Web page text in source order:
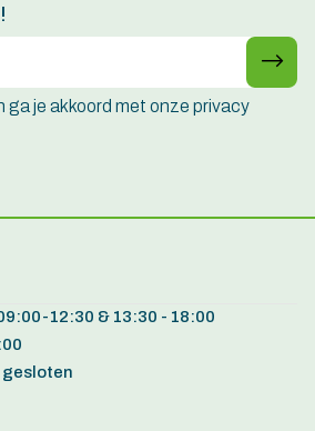
ga je akkoord met onze privacy
12:30 & 13:30 - 18:00
gesloten